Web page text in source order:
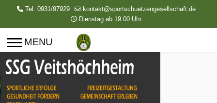
Tel. 0931/97929
kontakt@sportschuetzengesellschaft.de
Dienstag ab 19.00 Uhr